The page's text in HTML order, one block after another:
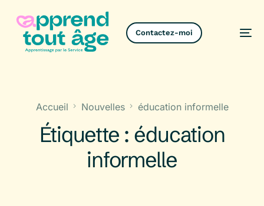
Contactez-moi
Accueil Nouvelles éducation informelle
Étiquette : éducation
informelle